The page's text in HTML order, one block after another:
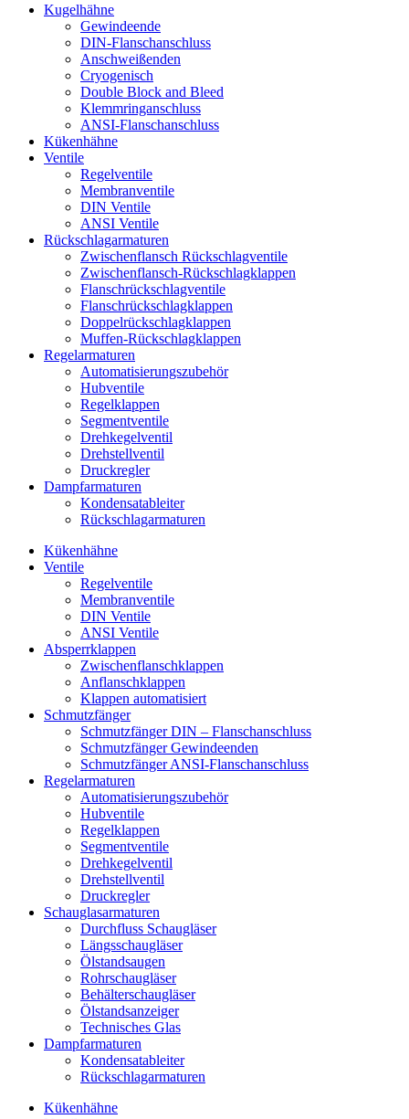
Kugelhähne
Gewindeende
DIN-Flanschanschluss
Anschweißenden
Cryogenisch
Double Block and Bleed
Klemmringanschluss
ANSI-Flanschanschluss
Kükenhähne
Ventile
Regelventile
Membranventile
DIN Ventile
ANSI Ventile
Rückschlag­armaturen
Zwischenflansch Rückschlagventile
Zwischenflansch-Rückschlagklappen
Flanschrückschlagventile
Flanschrückschlagklappen
Doppelrückschlagklappen
Muffen-Rückschlagklappen
Regelarmaturen
Automatisierungszubehör
Hubventile
Regelklappen
Segmentventile
Drehkegelventil
Drehstellventil
Druckregler
Dampfarmaturen
Kondensatableiter
Rückschlagarmaturen
Kükenhähne
Ventile
Regelventile
Membranventile
DIN Ventile
ANSI Ventile
Absperrklappen
Zwischenflanschklappen
Anflanschklappen
Klappen automatisiert
Schmutzfänger
Schmutzfänger DIN – Flanschanschluss
Schmutzfänger Gewindeenden
Schmutzfänger ANSI-Flanschanschluss
Regelarmaturen
Automatisierungszubehör
Hubventile
Regelklappen
Segmentventile
Drehkegelventil
Drehstellventil
Druckregler
Schauglas­armaturen
Durchfluss Schaugläser
Längsschaugläser
Ölstandsaugen
Rohrschaugläser
Behälterschaugläser
Ölstandsanzeiger
Technisches Glas
Dampfarmaturen
Kondensatableiter
Rückschlagarmaturen
Kükenhähne